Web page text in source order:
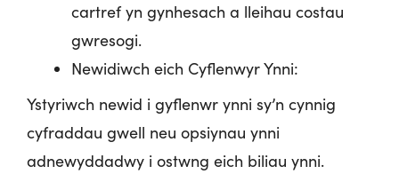
cartref yn gynhesach a lleihau costau
gwresogi.
Newidiwch eich Cyflenwyr Ynni:
Ystyriwch newid i gyflenwr ynni sy’n cynnig
cyfraddau gwell neu opsiynau ynni
adnewyddadwy i ostwng eich biliau ynni.